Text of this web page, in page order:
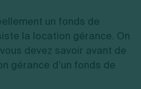
un fonds de
la location gérance. On
devez savoir avant de
gérance d’un fonds de